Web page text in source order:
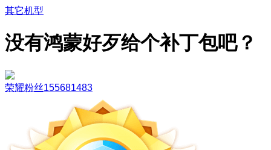
其它机型
没有鸿蒙好歹给个补丁包吧？
荣耀粉丝155681483